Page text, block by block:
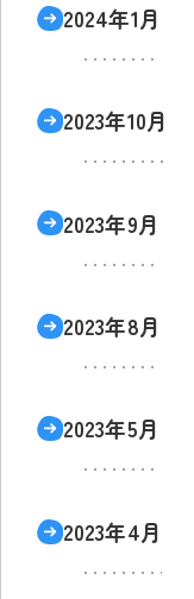
2024年1月
2023年10月
2023年9月
2023年8月
2023年5月
2023年4月